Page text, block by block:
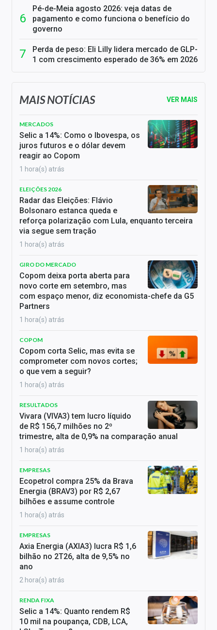
Pé-de-Meia agosto 2026: veja datas de
pagamento e como funciona o benefício do
governo
Perda de peso: Eli Lilly lidera mercado de GLP-
1 com crescimento esperado de 36% em 2026
MAIS NOTÍCIAS VER MAIS
MERCADOS
Selic a 14%: Como o Ibovespa, os
juros futuros e o dólar devem
reagir ao Copom
1 hora(s) atrás
ELEIÇÕES 2026
Radar das Eleições: Flávio
Bolsonaro estanca queda e
reforça polarização com Lula, enquanto terceira
via segue sem tração
1 hora(s) atrás
GIRO DO MERCADO
Copom deixa porta aberta para
novo corte em setembro, mas
com espaço menor, diz economista-chefe da G5
Partners
1 hora(s) atrás
COPOM
Copom corta Selic, mas evita se
comprometer com novos cortes;
o que vem a seguir?
1 hora(s) atrás
RESULTADOS
Vivara (VIVA3) tem lucro líquido
de R$ 156,7 milhões no 2º
trimestre, alta de 0,9% na comparação anual
1 hora(s) atrás
EMPRESAS
Ecopetrol compra 25% da Brava
Energia (BRAV3) por R$ 2,67
bilhões e assume controle
1 hora(s) atrás
EMPRESAS
Axia Energia (AXIA3) lucra R$ 1,6
bilhão no 2T26, alta de 9,5% no
ano
2 hora(s) atrás
RENDA FIXA
Selic a 14%: Quanto rendem R$
10 mil na poupança, CDB, LCA,